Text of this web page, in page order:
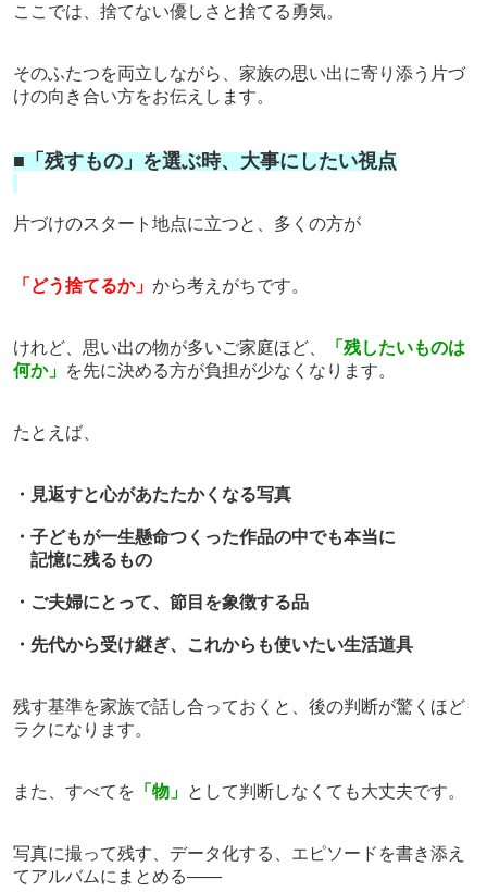
ここでは、捨てない優しさと捨てる勇気。
そのふたつを両立しながら、家族の思い出に寄り添う片づ
けの向き合い方をお伝えします。
■「残すもの」を選ぶ時、大事にしたい視点
片づけのスタート地点に立つと、多くの方が
「どう捨てるか」 から考えがちです。
けれど、思い出の物が多いご家庭ほど、
「残したいものは
何か」 を先に決める方が負担が少なくなります。
たとえば、
・見返すと心があたたかくなる写真
・子どもが一生懸命つくった作品の中でも本当に
記憶に残るもの
・ご夫婦にとって、節目を象徴する品
・先代から受け継ぎ、これからも使いたい生活道具
残す基準を家族で話し合っておくと、後の判断が驚くほど
ラクになります。
また、すべてを 「物」 として判断しなくても大丈夫です。
写真に撮って残す、データ化する、エピソードを書き添え
てアルバムにまとめる――